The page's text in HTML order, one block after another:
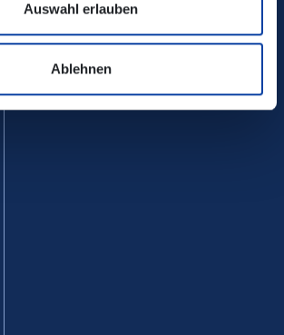
Auswahl erlauben
Ablehnen
und durchstarten
Tickets